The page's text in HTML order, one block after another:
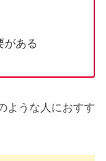
がある
ような人におすす